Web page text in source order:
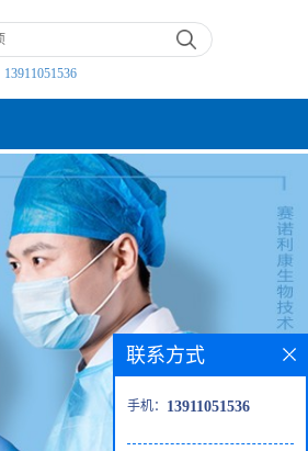
13911051536
联系方式
手机： 13911051536